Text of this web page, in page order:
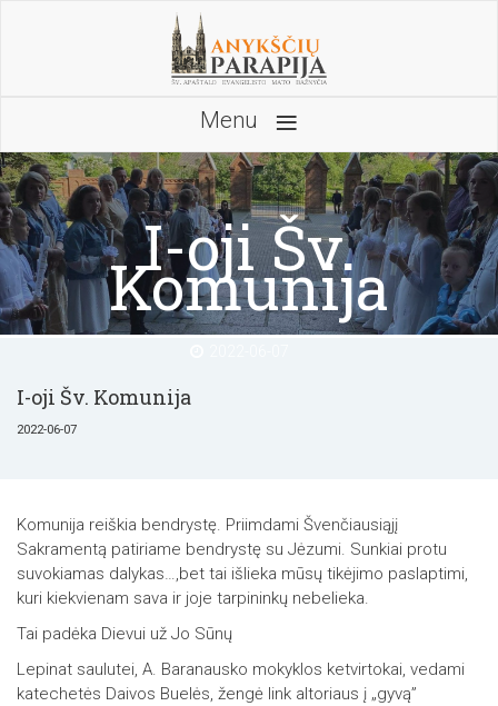
Menu ≡
I-oji Šv.
Komunija
I-oji Šv. Komunija
2022-06-07
Komunija reiškia bendrystę. Priimdami Švenčiausiąjį
Sakramentą patiriame bendrystę su Jėzumi. Sunkiai protu
suvokiamas dalykas…,bet tai išlieka mūsų tikėjimo paslaptimi,
kuri kiekvienam sava ir joje tarpininkų nebelieka.
Tai padėka Dievui už Jo Sūnų
Lepinat saulutei, A. Baranausko mokyklos ketvirtokai, vedami
katechetės Daivos Buelės, žengė link altoriaus į „gyvą”